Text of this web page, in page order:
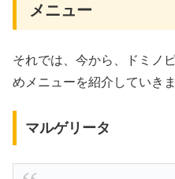
メニュー
それでは、今から、ドミノ
めメニューを紹介していきま
マルゲリータ